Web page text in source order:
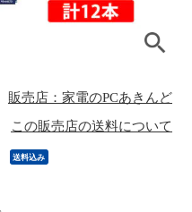
販売店：家電のPCあきんど
この販売店の送料について
送料込み